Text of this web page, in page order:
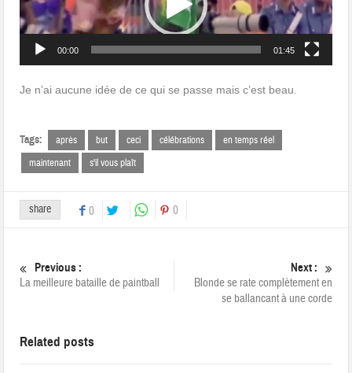
00:00 01:45
Je n’ai aucune idée de ce qui se passe mais c’est beau.
Tags: après but ceci célébrations
en temps réel
maintenant
s'il vous plaît
share 0 0
Previous :
La meilleure bataille de paintball
Next :
Blonde se rate complètement en
se ballancant à une corde
Related posts